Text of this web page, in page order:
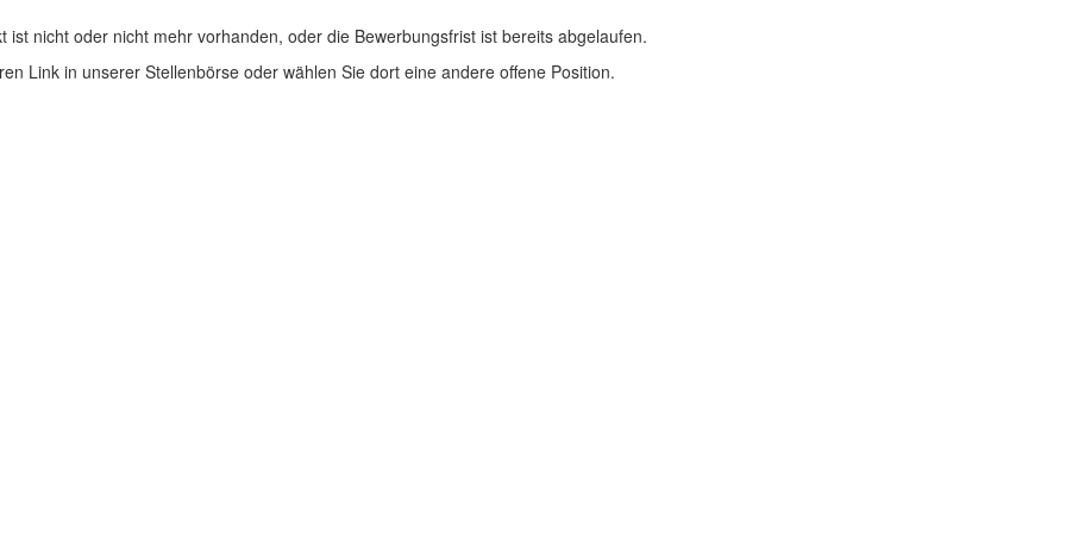
ist nicht oder nicht mehr vorhanden, oder die Bewerbungsfrist ist bereits abgelaufen.
Link in unserer Stellenbörse oder wählen Sie dort eine andere offene Position.